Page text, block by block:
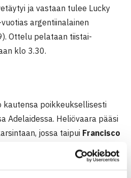
ja vastaan tulee Lucky
argentiinalainen
Ottelu pelataan tiistai-
klo 3.30.
kautensa poikkeuksellisesti
Adelaidessa. Heliövaara pääsi
jossa taipui Francisco